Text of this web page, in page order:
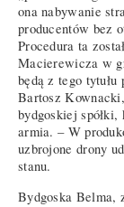
ona nabywanie
producentów bez
Procedura ta
Macierewicza w
będą z tego
Bartosz
bydgoskiej
armia. – W
uzbrojone drony
stanu.
Bydgoska Belma,